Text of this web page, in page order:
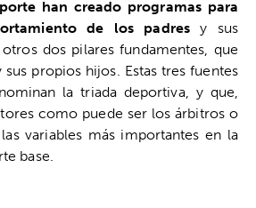
han creado programas para
de los padresy sus
dos pilares fundamentes, que
propios hijos. Estas tres fuentes
la triada deportiva, y que,
como puede ser los árbitros o
variables más importantes en la
base.